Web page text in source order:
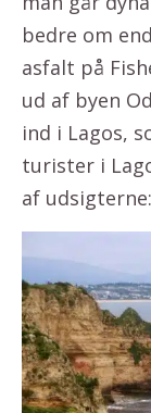
bedre om
asfalt på
ud af byen
ind i Lagos,
turister i
af udsigterne: